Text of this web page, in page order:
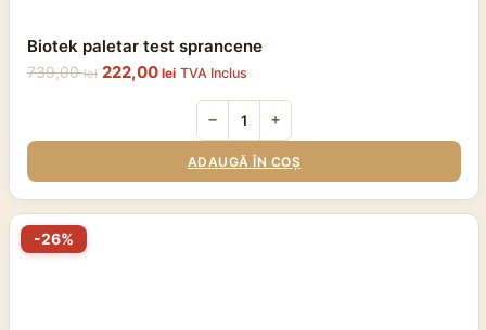
Biotek paletar test sprancene
739,00lei Prețul
222,00 leiPrețul
222,00 lei.
TVA Inclus
− +
ADAUGĂ ÎN COȘ
-26%